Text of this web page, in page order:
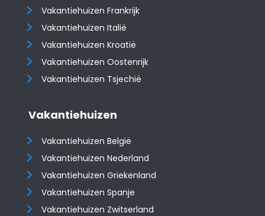
Vakantiehuizen Frankrijk
Vakantiehuizen Italië
Vakantiehuizen Kroatië
​​​​​​​Vakantiehuizen Oostenrijk
Vakantiehuizen Tsjechië
Vakantiehuizen
Vakantiehuizen België
Vakantiehuizen Nederland
Vakantiehuizen Griekenland
Vakantiehuizen Spanje
​​​​​​​Vakantiehuizen Zwitserland